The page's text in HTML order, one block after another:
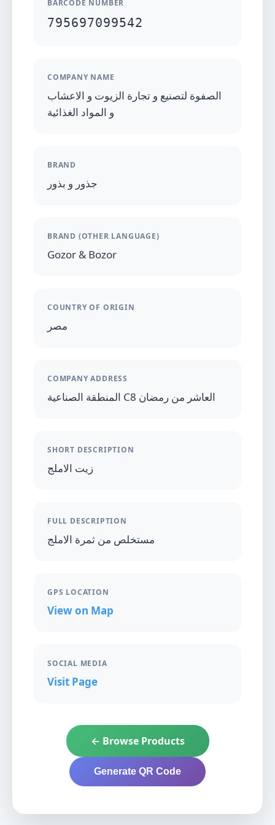
BARCODE NUMBER
795697099542
COMPANY NAME
الصفوة لتصنيع و تجارة الزيوت و الاعشاب
و المواد الغذائية
BRAND
جذور و بذور
BRAND (OTHER LANGUAGE)
Gozor & Bozor
COUNTRY OF ORIGIN
مصر
COMPANY ADDRESS
المنطقة الصناعية C8 العاشر من رمضان
SHORT DESCRIPTION
زيت الاملج
FULL DESCRIPTION
مستخلص من ثمرة الاملج
GPS LOCATION
View on Map
SOCIAL MEDIA
Visit Page
← Browse Products
Generate QR Code